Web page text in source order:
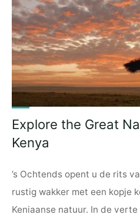
Tanzania"
Explore the Great
Kenya
’s Ochtends opent u de rits
rustig wakker met een kopje
Keniaanse natuur. In de